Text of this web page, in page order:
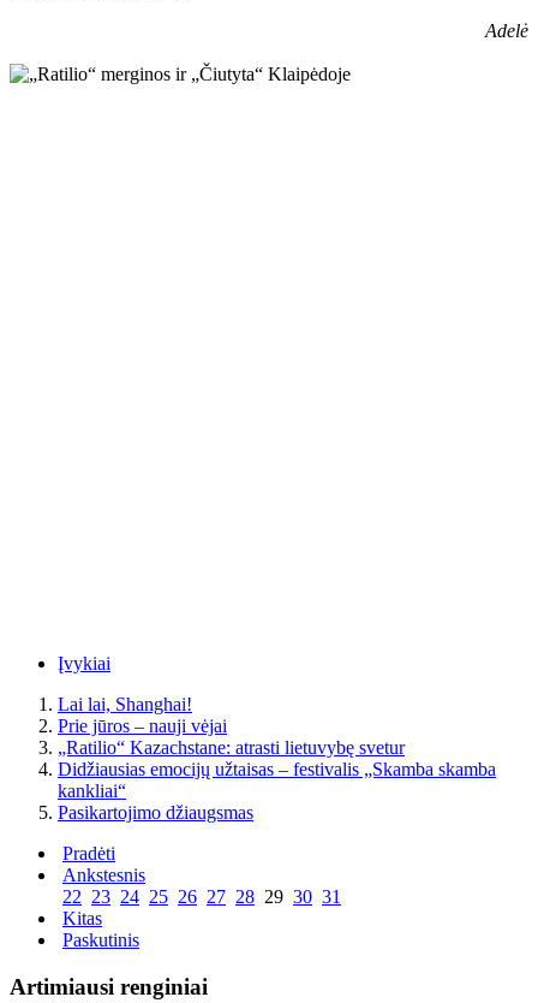
Adelė
Įvykiai
Lai lai, Shanghai!
Prie jūros – nauji vėjai
„Ratilio“ Kazachstane: atrasti lietuvybę svetur
Didžiausias emocijų užtaisas – festivalis „Skamba skamba
kankliai“
Pasikartojimo džiaugsmas
Pradėti
Ankstesnis
22 23 24 25 26 27 28 29 30 31
Kitas
Paskutinis
Artimiausi renginiai